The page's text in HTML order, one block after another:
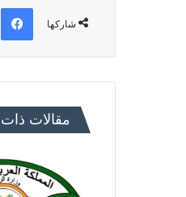
شاركها
مقالات